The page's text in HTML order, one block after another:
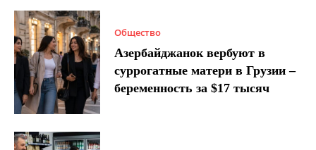
Общество
Азербайджанок вербуют в
суррогатные матери в Грузии –
беременность за $17 тысяч